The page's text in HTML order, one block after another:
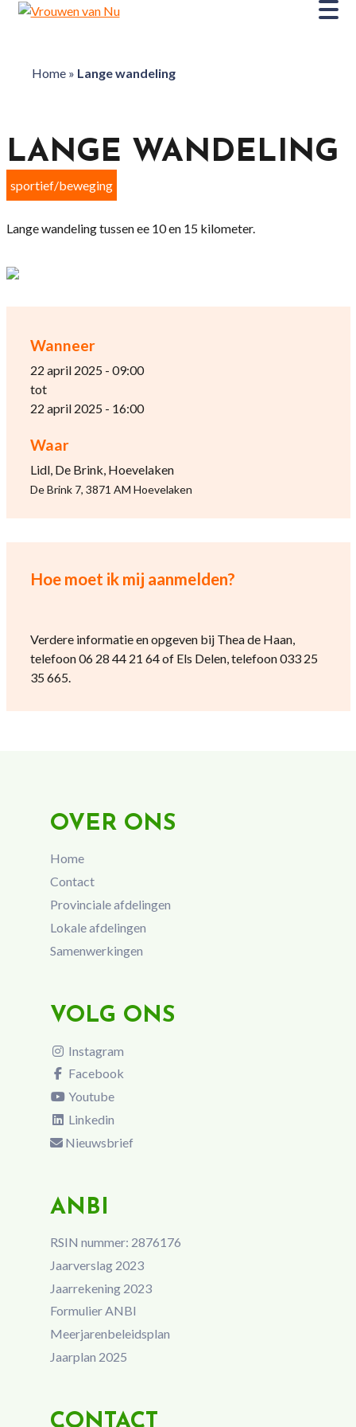
Home» Lange wandeling
Wanneer
22 april 2025 - 09:00
tot
22 april 2025 - 16:00
Waar
Lidl, De Brink, Hoevelaken
De Brink 7, 3871 AM Hoevelaken
Hoe moet ik mij aanmelden?
Verdere informatie en opgeven bij Thea de Haan,
telefoon 06 28 44 21 64 of Els Delen, telefoon 033 25
35 665.
LANGE WANDELING
sportief/beweging
Lange wandeling tussen ee 10 en 15 kilometer.
OVER ONS
Home
Contact
Provinciale afdelingen
Lokale afdelingen
Samenwerkingen
VOLG ONS
Instagram
Facebook
Youtube
Linkedin
Nieuwsbrief
ANBI
RSIN nummer: 2876176
Jaarverslag 2023
Jaarrekening 2023
Formulier ANBI
Meerjarenbeleidsplan
Jaarplan 2025
CONTACT